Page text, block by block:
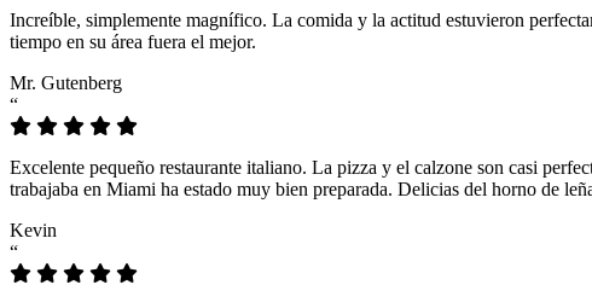
Increíble, simplemente magnífico. La comida y la actitud estuvieron
tiempo en su área fuera el mejor.
Mr. Gutenberg
“
Excelente pequeño restaurante italiano. La pizza y el calzone son casi
trabajaba en Miami ha estado muy bien preparada. Delicias del horno de
Kevin
“